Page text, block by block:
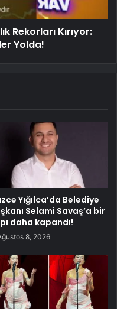
Rekorları Kırıyor:
Yolda!
Yığılca’da Belediye
Selami Savaş’a bir
daha kapandı!
8, 2026